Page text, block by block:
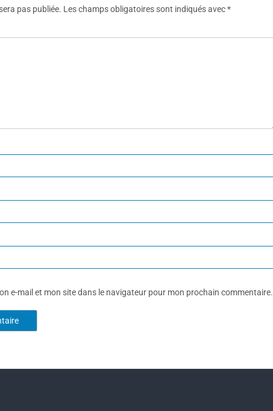
pas publiée. Les champs obligatoires sont indiqués avec*
e-mail et mon site dans le navigateur pour mon prochain commentaire.